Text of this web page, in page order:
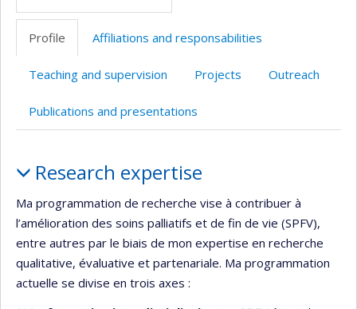
Profile Affiliations and responsabilities
Teaching and supervision Projects Outreach
Publications and presentations
Research expertise
Ma programmation de recherche vise à contribuer à
l’amélioration des soins palliatifs et de fin de vie (SPFV),
entre autres par le biais de mon expertise en recherche
qualitative, évaluative et partenariale. Ma programmation
actuelle se divise en trois axes :